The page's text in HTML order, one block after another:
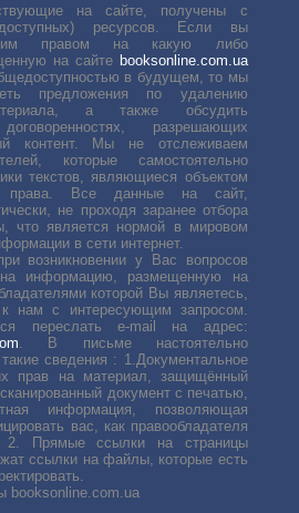
на сайте, получены с
ресурсов. Если вы
правом на какую либо
на сайте booksonline.com.ua
в будущем, то мы
предложения по удалению
а также обсудить
разрешающих
контент. Мы не отслеживаем
которые самостоятельно
текстов, являющиеся объектом
права. Все данные на сайт,
не проходя заранее отбора
что является нормой в мировом
в сети интернет.
возникновении у Вас вопросов
на информацию, размещенную на
которой Вы являетесь,
нам с интересующим запросом.
переслать е-mail на адрес:
. В письме настоятельно
сведения : 1.Документальное
прав на материал, защищённый
документ с печатью,
информация, позволяющая
вас, как правообладателя
2. Прямые ссылки на страницы
ссылки на файлы, которые есть
booksonline.com.ua